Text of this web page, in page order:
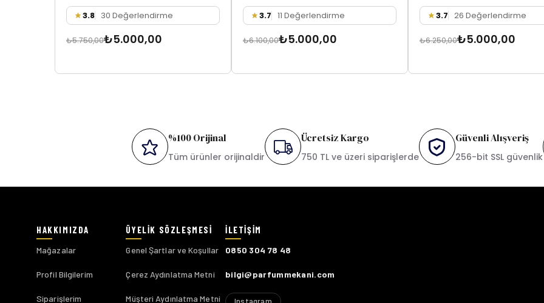
3.8 30 Değerlendirme
₺5.750,00₺5.000,00
3.7 11 Değerlendirme
₺6.100,00₺5.000,00
3.7 26 Değerlendirme
₺6.250,00₺5.000,00
%100 Orijinal
Tüm ürünler orijinaldir
Ücretsiz Kargo
750 TL ve üzeri siparişlerde
Güvenli Alışveriş
256-bit SSL güvenlik
Mağazalar
Profil Bilgilerim
Siparişlerim
Genel Şartlar ve Koşullar
Çerez Aydınlatma Metni
Müşteri Aydınlatma Metni
0850 304 78 48
bilgi@parfummekani.com